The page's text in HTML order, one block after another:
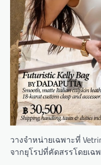
วางจำหน่ายเฉพาะที่
จากยุโรปที่คัดสรรโดยเฉ